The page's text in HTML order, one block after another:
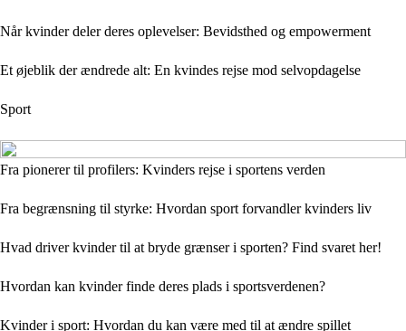
Når kvinder deler deres oplevelser: Bevidsthed og empowerment
Et øjeblik der ændrede alt: En kvindes rejse mod selvopdagelse
Sport
Fra pionerer til profilers: Kvinders rejse i sportens verden
Fra begrænsning til styrke: Hvordan sport forvandler kvinders liv
Hvad driver kvinder til at bryde grænser i sporten? Find svaret her!
Hvordan kan kvinder finde deres plads i sportsverdenen?
Kvinder i sport: Hvordan du kan være med til at ændre spillet